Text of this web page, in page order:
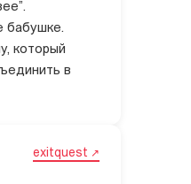
бабушке.
который
в
exitquest